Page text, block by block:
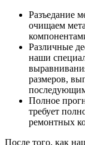
Разъедание
очищаем
Различные
наши
размеров,
Полное
требует
ремонтных
После того, как